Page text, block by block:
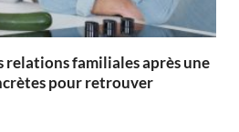
relations familiales après une
pour retrouver